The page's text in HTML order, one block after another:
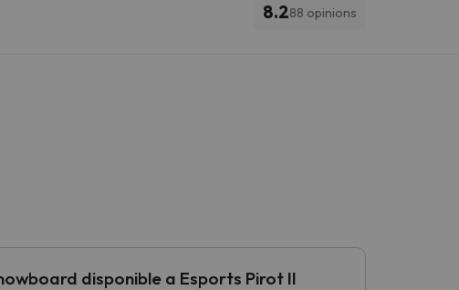
8.288 opinions
disponible a Esports Pirot II